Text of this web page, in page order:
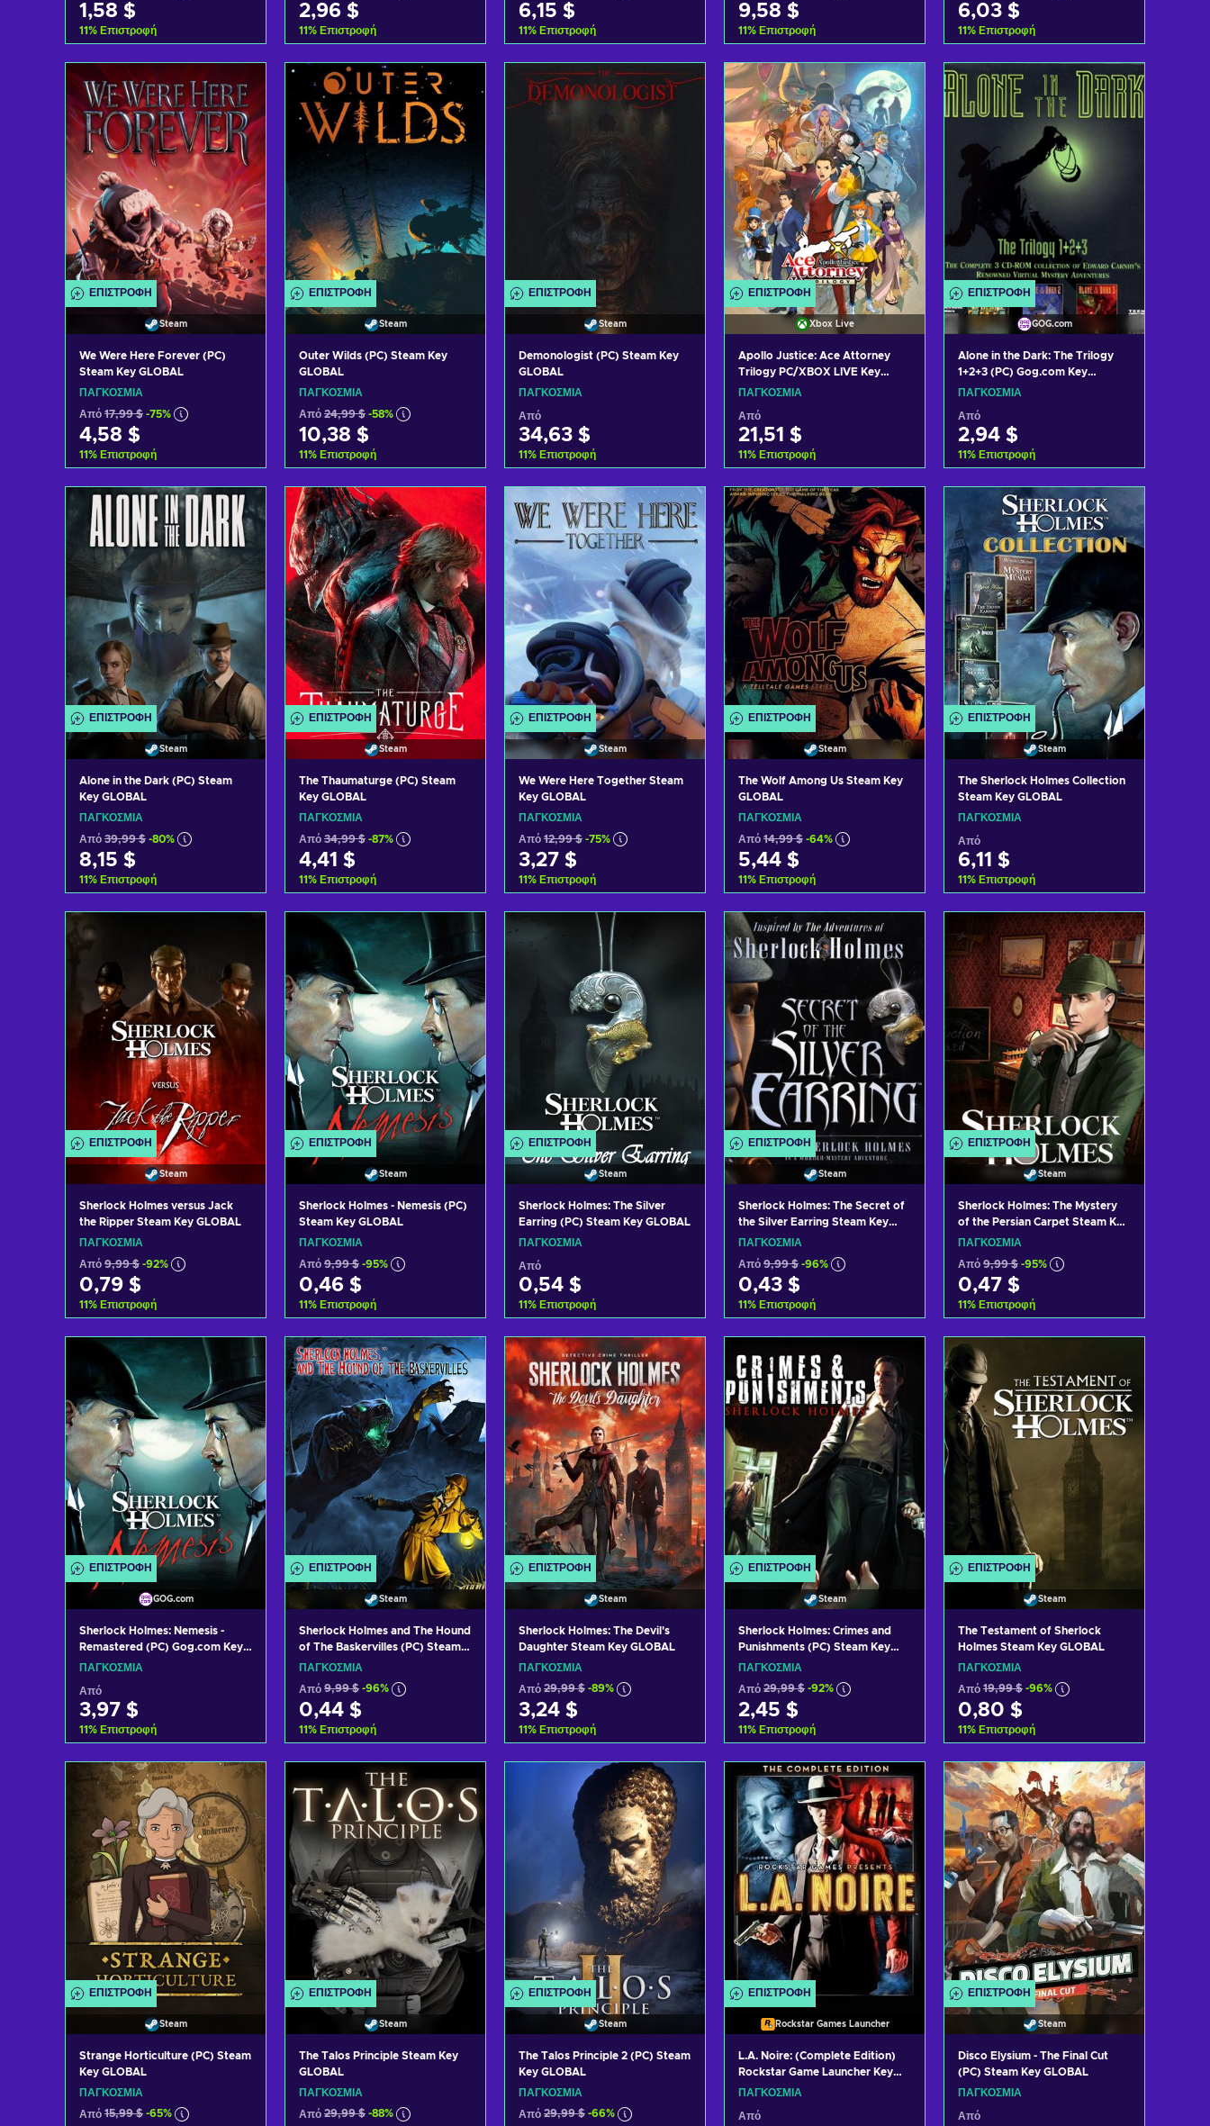
1,58 $
11% Επιστροφή
Προσθήκη στο καλάθι
Δείτε προσφορές
2,96 $
11% Επιστροφή
Προσθήκη στο καλάθι
Δείτε προσφορές
6,15 $
11% Επιστροφή
Προσθήκη στο καλάθι
Δείτε προσφορές
9,58 $
11% Επιστροφή
Προσθήκη στο καλάθι
Δείτε προσφορές
6,03 $
11% Επιστροφή
Προσθήκη στο καλάθι
Δείτε προσφορές
ΕΠΙΣΤΡΟΦΉ
Steam
We Were Here Forever (PC)
Steam Key GLOBAL
ΠΑΓΚΌΣΜΙΑ
Από 17,99 $ -75%
4,58 $
11% Επιστροφή
Προσθήκη στο καλάθι
Δείτε προσφορές
ΕΠΙΣΤΡΟΦΉ
Steam
Outer Wilds (PC) Steam Key
GLOBAL
ΠΑΓΚΌΣΜΙΑ
Από 24,99 $ -58%
10,38 $
11% Επιστροφή
Προσθήκη στο καλάθι
Δείτε προσφορές
ΕΠΙΣΤΡΟΦΉ
Steam
Demonologist (PC) Steam Key
GLOBAL
ΠΑΓΚΌΣΜΙΑ
Από
34,63 $
11% Επιστροφή
Προσθήκη στο καλάθι
Δείτε προσφορές
ΕΠΙΣΤΡΟΦΉ
Xbox Live
Apollo Justice: Ace Attorney
Trilogy PC/XBOX LIVE Key
GLOBAL
ΠΑΓΚΌΣΜΙΑ
Από
21,51 $
11% Επιστροφή
Προσθήκη στο καλάθι
Δείτε προσφορές
ΕΠΙΣΤΡΟΦΉ
GOG.com
Alone in the Dark: The Trilogy
1+2+3 (PC) Gog.com Key
GLOBAL
ΠΑΓΚΌΣΜΙΑ
Από
2,94 $
11% Επιστροφή
Προσθήκη στο καλάθι
Δείτε προσφορές
ΕΠΙΣΤΡΟΦΉ
Steam
Alone in the Dark (PC) Steam
Key GLOBAL
ΠΑΓΚΌΣΜΙΑ
Από 39,99 $ -80%
8,15 $
11% Επιστροφή
Δείτε προσφορές
ΕΠΙΣΤΡΟΦΉ
Steam
The Thaumaturge (PC) Steam
Key GLOBAL
ΠΑΓΚΌΣΜΙΑ
Από 34,99 $ -87%
4,41 $
11% Επιστροφή
Προσθήκη στο καλάθι
Δείτε προσφορές
ΕΠΙΣΤΡΟΦΉ
Steam
We Were Here Together Steam
Key GLOBAL
ΠΑΓΚΌΣΜΙΑ
Από 12,99 $ -75%
3,27 $
11% Επιστροφή
Προσθήκη στο καλάθι
Δείτε προσφορές
ΕΠΙΣΤΡΟΦΉ
Steam
The Wolf Among Us Steam Key
GLOBAL
ΠΑΓΚΌΣΜΙΑ
Από 14,99 $ -64%
5,44 $
11% Επιστροφή
Προσθήκη στο καλάθι
Δείτε προσφορές
ΕΠΙΣΤΡΟΦΉ
Steam
The Sherlock Holmes Collection
Steam Key GLOBAL
ΠΑΓΚΌΣΜΙΑ
Από
6,11 $
11% Επιστροφή
Προσθήκη στο καλάθι
Δείτε προσφορές
ΕΠΙΣΤΡΟΦΉ
Steam
Sherlock Holmes versus Jack
the Ripper Steam Key GLOBAL
ΠΑΓΚΌΣΜΙΑ
Από 9,99 $ -92%
0,79 $
11% Επιστροφή
Προσθήκη στο καλάθι
Δείτε προσφορές
ΕΠΙΣΤΡΟΦΉ
Steam
Sherlock Holmes - Nemesis (PC)
Steam Key GLOBAL
ΠΑΓΚΌΣΜΙΑ
Από 9,99 $ -95%
0,46 $
11% Επιστροφή
Προσθήκη στο καλάθι
Δείτε προσφορές
ΕΠΙΣΤΡΟΦΉ
Steam
Sherlock Holmes: The Silver
Earring (PC) Steam Key GLOBAL
ΠΑΓΚΌΣΜΙΑ
Από
0,54 $
11% Επιστροφή
Προσθήκη στο καλάθι
Δείτε προσφορές
ΕΠΙΣΤΡΟΦΉ
Steam
Sherlock Holmes: The Secret of
the Silver Earring Steam Key
GLOBAL
ΠΑΓΚΌΣΜΙΑ
Από 9,99 $ -96%
0,43 $
11% Επιστροφή
Δείτε προσφορές
ΕΠΙΣΤΡΟΦΉ
Steam
Sherlock Holmes: The Mystery
of the Persian Carpet Steam Key
GLOBAL
ΠΑΓΚΌΣΜΙΑ
Από 9,99 $ -95%
0,47 $
11% Επιστροφή
Δείτε προσφορές
ΕΠΙΣΤΡΟΦΉ
GOG.com
Sherlock Holmes: Nemesis -
Remastered (PC) Gog.com Key
GLOBAL
ΠΑΓΚΌΣΜΙΑ
Από
3,97 $
11% Επιστροφή
Προσθήκη στο καλάθι
Δείτε προσφορές
ΕΠΙΣΤΡΟΦΉ
Steam
Sherlock Holmes and The Hound
of The Baskervilles (PC) Steam
Key GLOBAL
ΠΑΓΚΌΣΜΙΑ
Από 9,99 $ -96%
0,44 $
11% Επιστροφή
Προσθήκη στο καλάθι
Δείτε προσφορές
ΕΠΙΣΤΡΟΦΉ
Steam
Sherlock Holmes: The Devil's
Daughter Steam Key GLOBAL
ΠΑΓΚΌΣΜΙΑ
Από 29,99 $ -89%
3,24 $
11% Επιστροφή
Προσθήκη στο καλάθι
Δείτε προσφορές
ΕΠΙΣΤΡΟΦΉ
Steam
Sherlock Holmes: Crimes and
Punishments (PC) Steam Key
GLOBAL
ΠΑΓΚΌΣΜΙΑ
Από 29,99 $ -92%
2,45 $
11% Επιστροφή
Προσθήκη στο καλάθι
Δείτε προσφορές
ΕΠΙΣΤΡΟΦΉ
Steam
The Testament of Sherlock
Holmes Steam Key GLOBAL
ΠΑΓΚΌΣΜΙΑ
Από 19,99 $ -96%
0,80 $
11% Επιστροφή
Προσθήκη στο καλάθι
Δείτε προσφορές
ΕΠΙΣΤΡΟΦΉ
Steam
Strange Horticulture (PC) Steam
Key GLOBAL
ΠΑΓΚΌΣΜΙΑ
Από 15,99 $ -65%
ΕΠΙΣΤΡΟΦΉ
Steam
The Talos Principle Steam Key
GLOBAL
ΠΑΓΚΌΣΜΙΑ
Από 29,99 $ -88%
ΕΠΙΣΤΡΟΦΉ
Steam
The Talos Principle 2 (PC) Steam
Key GLOBAL
ΠΑΓΚΌΣΜΙΑ
Από 29,99 $ -66%
ΕΠΙΣΤΡΟΦΉ
Rockstar Games Launcher
L.A. Noire: (Complete Edition)
Rockstar Game Launcher Key
GLOBAL
ΠΑΓΚΌΣΜΙΑ
Από
ΕΠΙΣΤΡΟΦΉ
Steam
Disco Elysium - The Final Cut
(PC) Steam Key GLOBAL
ΠΑΓΚΌΣΜΙΑ
Από